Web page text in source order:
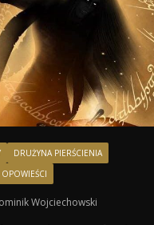
DRUŻYNA PIERŚCIENIA
Wojciechowski